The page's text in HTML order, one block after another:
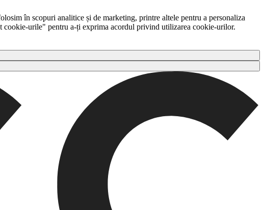
în scopuri analitice și de marketing, printre altele pentru a personaliza
urile" pentru a-ți exprima acordul privind utilizarea cookie-urilor.